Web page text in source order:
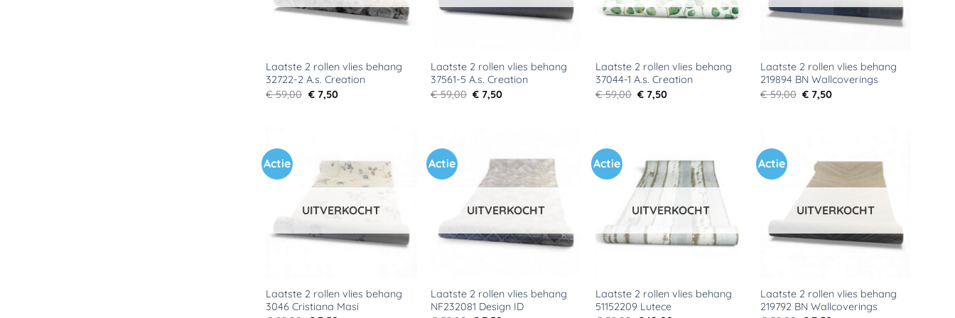
Laatste 2 rollen vlies behang
32722-2 A.s. Creation
€59,00 Oorspronkelijke
prijs
€7,50Huidige
Laatste 2 rollen vlies behang
37561-5 A.s. Creation
€59,00 Oorspronkelijke
prijs
€ 7,50Huidige
Laatste 2 rollen vlies behang
37044-1 A.s. Creation
€59,00 Oorspronkelijke
prijs
€ 7,50Huidige
Laatste 2 rollen vlies behang
219894 BN Wallcoverings
€59,00 Oorspronkelijke
prijs
€ 7,50Huidige
Actie
Toevoegen
aan
verlanglijst
UITVERKOCHT
Laatste 2 rollen vlies behang
3046 Cristiana Masi
Actie
Toevoegen
aan
verlanglijst
UITVERKOCHT
Laatste 2 rollen vlies behang
NF232081 Design ID
Actie
Toevoegen
aan
verlanglijst
UITVERKOCHT
Laatste 2 rollen vlies behang
51152209 Lutece
Actie
Toevoegen
aan
verlanglijst
UITVERKOCHT
Laatste 2 rollen vlies behang
219792 BN Wallcoverings